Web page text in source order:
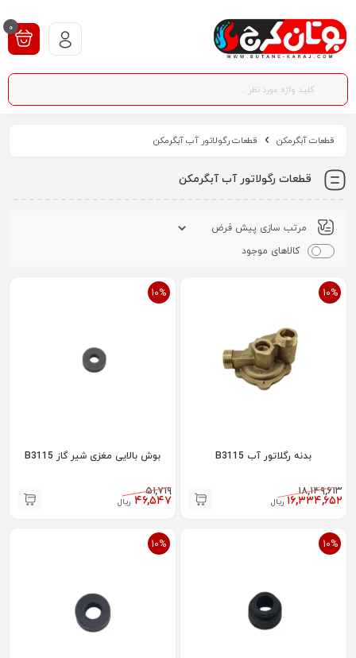
0
قطعات آبگرمکن قطعات رگولاتور آب آبگرمکن
قطعات رگولاتور آب آبگرمکن
کالاهای موجود
10%
بدنه رگلاتور آب B3115
۱۸,۱۴۹,۶۱۳
۱۶,۳۳۴,۶۵۲ ریال
10%
بوش بالایی مغزی شیر گاز B3115
۵۱,۷۱۹
۴۶,۵۴۷ ریال
10%
10%